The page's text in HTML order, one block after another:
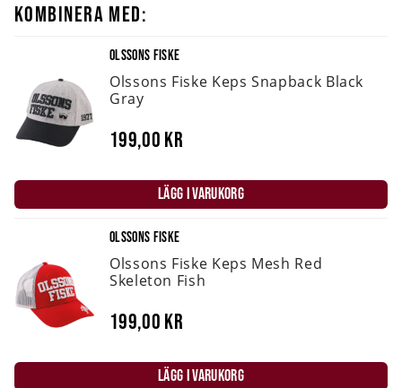
KOMBINERA MED:
OLSSONS FISKE
Olssons Fiske Keps Snapback Black
Gray
199,00 kr
LÄGG I VARUKORG
OLSSONS FISKE
Olssons Fiske Keps Mesh Red
Skeleton Fish
199,00 kr
LÄGG I VARUKORG